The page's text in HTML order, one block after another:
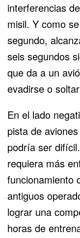
interferencias
misil. Y como
segundo,
seis segundos
que da a un
evadirse o
En el lado
pista de
podría ser
requiera más
funcionamiento
antiguos
lograr una
horas de